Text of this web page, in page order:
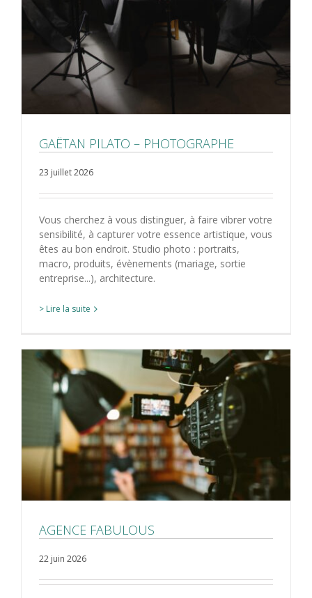
GAËTAN PILATO – PHOTOGRAPHE
23 juillet 2026
Vous cherchez à vous distinguer, à faire vibrer votre
sensibilité, à capturer votre essence artistique, vous
êtes au bon endroit. Studio photo : portraits,
macro, produits, évènements (mariage, sortie
entreprise...), architecture.
> Lire la suite
AGENCE FABULOUS
22 juin 2026